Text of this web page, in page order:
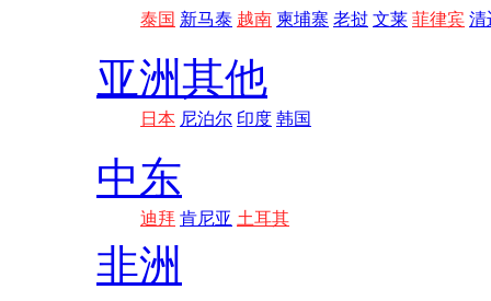
泰国 新马泰 越南 柬埔寨 老挝 文莱 菲律宾 清
亚洲其他
日本 尼泊尔 印度 韩国
中东
迪拜 肯尼亚 土耳其
非洲